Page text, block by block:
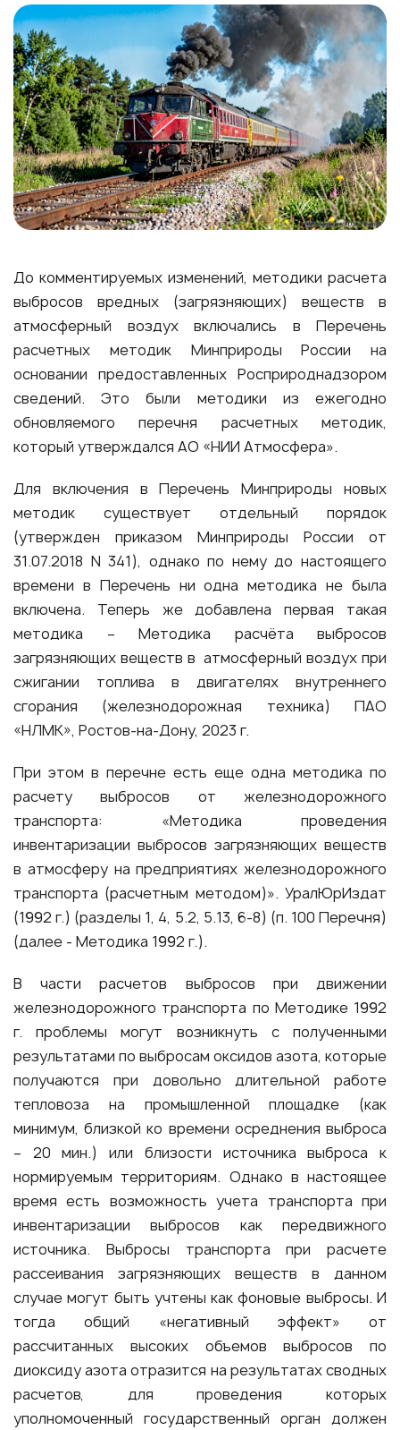
До комментируемых изменений, методики расчета
выбросов вредных (загрязняющих) веществ в
атмосферный воздух включались в Перечень
расчетных методик Минприроды России на
основании предоставленных Росприроднадзором
сведений. Это были методики из ежегодно
обновляемого перечня расчетных методик,
который утверждался АО «НИИ Атмосфера».
Для включения в Перечень Минприроды новых
методик существует отдельный порядок
(утвержден приказом Минприроды России от
31.07.2018 N 341), однако по нему до настоящего
времени в Перечень ни одна методика не была
включена. Теперь же добавлена первая такая
методика – Методика расчёта выбросов
загрязняющих веществ в атмосферный воздух при
сжигании топлива в двигателях внутреннего
сгорания (железнодорожная техника) ПАО
«НЛМК», Ростов-на-Дону, 2023 г.
При этом в перечне есть еще одна методика по
расчету выбросов от железнодорожного
транспорта: «Методика проведения
инвентаризации выбросов загрязняющих веществ
в атмосферу на предприятиях железнодорожного
транспорта (расчетным методом)». УралЮрИздат
(1992 г.) (разделы 1, 4, 5.2, 5.13, 6-8) (п. 100 Перечня)
(далее - Методика 1992 г.).
В части расчетов выбросов при движении
железнодорожного транспорта по Методике 1992
г. проблемы могут возникнуть с полученными
результатами по выбросам оксидов азота, которые
получаются при довольно длительной работе
тепловоза на промышленной площадке (как
минимум, близкой ко времени осреднения выброса
– 20 мин.) или близости источника выброса к
нормируемым территориям. Однако в настоящее
время есть возможность учета транспорта при
инвентаризации выбросов как передвижного
источника. Выбросы транспорта при расчете
рассеивания загрязняющих веществ в данном
случае могут быть учтены как фоновые выбросы. И
тогда общий «негативный эффект» от
рассчитанных высоких объемов выбросов по
диоксиду азота отразится на результатах сводных
расчетов, для проведения которых
уполномоченный государственный орган должен